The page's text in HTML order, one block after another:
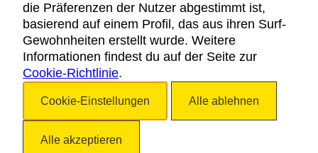
RECHTLICHER HINWEIS
DATENSCHUTZICHTLINIE
COOKIES
BARRIEREFREIHEIT
die Präferenzen der Nutzer abgestimmt ist,
basierend auf einem Profil, das aus ihren Surf-
Gewohnheiten erstellt wurde. Weitere
Informationen findest du auf der Seite zur
Cookie-Richtlinie.
Cookie-Einstellungen Alle ablehnen
Alle akzeptieren